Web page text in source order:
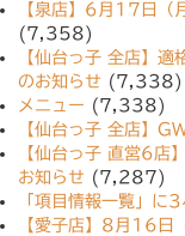
【泉店】6月17日（
(7,358)
【仙台っ子 全店】
のお知らせ (7,338)
メニュー (7,338)
【仙台っ子 全店】
【仙台っ子 直営6
お知らせ (7,287)
「項目情報一覧」に
【愛子店】8月16日